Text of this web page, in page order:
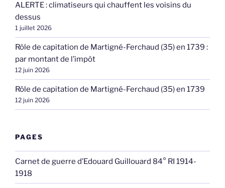
ALERTE : climatiseurs qui chauffent les voisins du
dessus
1 juillet 2026
Rôle de capitation de Martigné-Ferchaud (35) en 1739 :
par montant de l’impôt
12 juin 2026
Rôle de capitation de Martigné-Ferchaud (35) en 1739
12 juin 2026
PAGES
Carnet de guerre d’Edouard Guillouard 84° RI 1914-
1918